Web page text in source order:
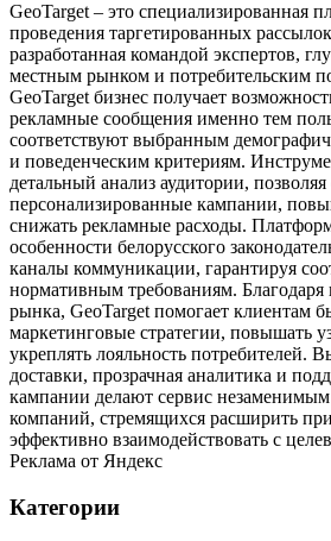
GeoTarget – это специализированная
проведения таргетированных
разработанная командой экспертов,
местным рынком и потребительским
GeoTarget бизнес получает
рекламные сообщения именно тем
соответствуют выбранным
и поведенческим критериям.
детальный анализ аудитории,
персонализированные кампании,
снижать рекламные расходы.
особенности белорусского
каналы коммуникации, гарантируя
нормативным требованиям.
рынка, GeoTarget помогает клиентам
маркетинговые стратегии, повышать
укреплять лояльность потребителей.
доставки, прозрачная аналитика и
кампании делают сервис
компаний, стремящихся расширить
эффективно взаимодействовать с
Реклама от Яндекс
Категории